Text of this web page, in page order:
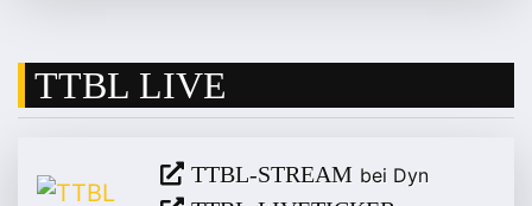
TTBL LIVE
TTBL-STREAM bei Dyn